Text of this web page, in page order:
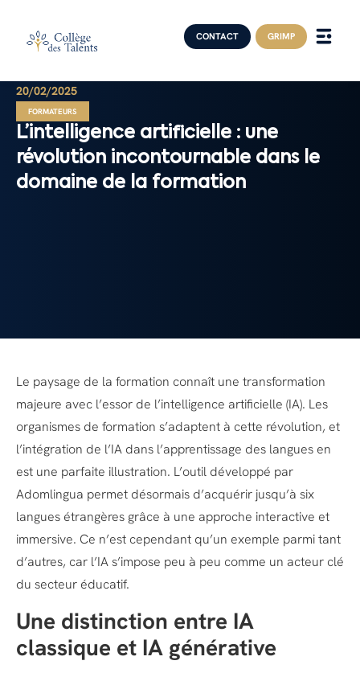
CONTACT GRIMP
20/02/2025
FORMATEURS
L’intelligence artificielle : une
révolution incontournable dans le
domaine de la formation
Le paysage de la formation connaît une transformation
majeure avec l’essor de l’intelligence artificielle (IA). Les
organismes de formation s’adaptent à cette révolution, et
l’intégration de l’IA dans l’apprentissage des langues en
est une parfaite illustration. L’outil développé par
Adomlingua permet désormais d’acquérir jusqu’à six
langues étrangères grâce à une approche interactive et
immersive. Ce n’est cependant qu’un exemple parmi tant
d’autres, car l’IA s’impose peu à peu comme un acteur clé
du secteur éducatif.
Une distinction entre IA
classique et IA générative